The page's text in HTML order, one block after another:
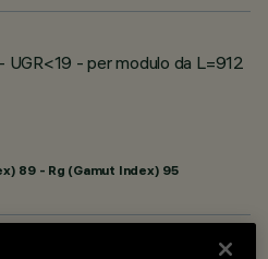
- per modulo da L=912
89 - Rg (Gamut Index) 95